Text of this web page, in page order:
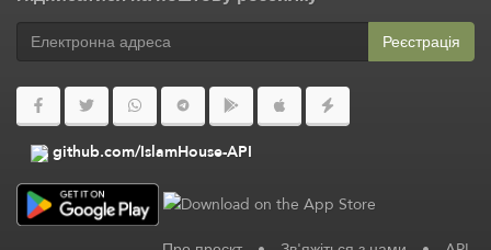
Реєстрація
github.com/IslamHouse-API